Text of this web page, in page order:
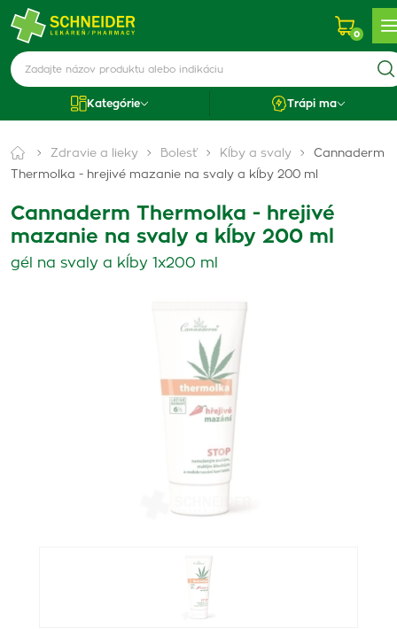
0
Kategórie Trápi ma
Zdravie a lieky Bolesť Kĺby a svaly
Cannaderm
Thermolka - hrejivé mazanie na svaly a kĺby 200 ml
Cannaderm Thermolka - hrejivé
mazanie na svaly a kĺby 200 ml
gél na svaly a kĺby 1x200 ml